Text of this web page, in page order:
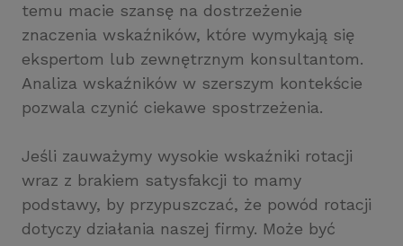
temu macie szansę na dostrzeżenie
znaczenia wskaźników, które wymykają się
ekspertom lub zewnętrznym konsultantom.
Analiza wskaźników w szerszym kontekście
pozwala czynić ciekawe spostrzeżenia.
Jeśli zauważymy wysokie wskaźniki rotacji
wraz z brakiem satysfakcji to mamy
podstawy, by przypuszczać, że powód rotacji
dotyczy działania naszej firmy. Może być